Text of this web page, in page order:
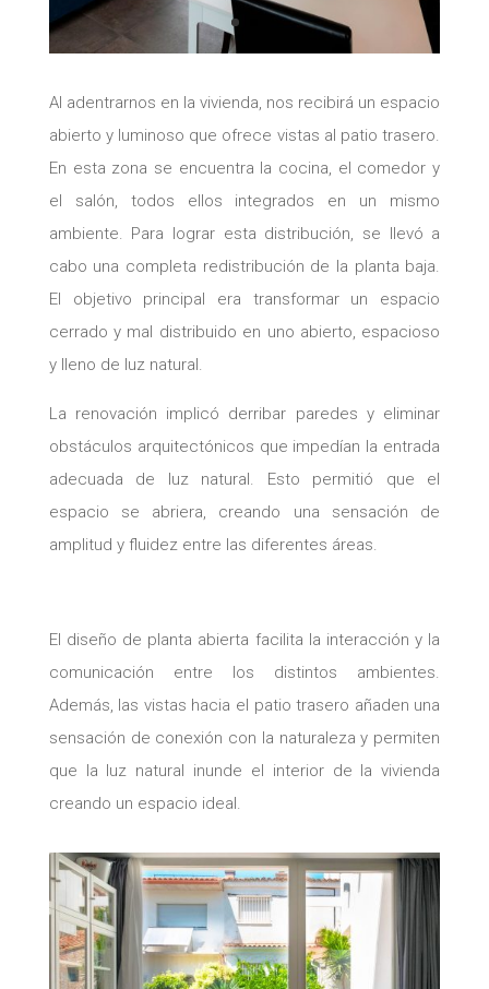
Al adentrarnos en la vivienda, nos recibirá un espacio
abierto y luminoso que ofrece vistas al patio trasero.
En esta zona se encuentra la cocina, el comedor y
el salón, todos ellos integrados en un mismo
ambiente. Para lograr esta distribución, se llevó a
cabo una completa redistribución de la planta baja.
El objetivo principal era transformar un espacio
cerrado y mal distribuido en uno abierto, espacioso
y lleno de luz natural.
La renovación implicó derribar paredes y eliminar
obstáculos arquitectónicos que impedían la entrada
adecuada de luz natural. Esto permitió que el
espacio se abriera, creando una sensación de
amplitud y fluidez entre las diferentes áreas.
El diseño de planta abierta facilita la interacción y la
comunicación entre los distintos ambientes.
Además, las vistas hacia el patio trasero añaden una
sensación de conexión con la naturaleza y permiten
que la luz natural inunde el interior de la vivienda
creando un espacio ideal.